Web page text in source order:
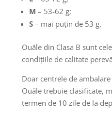
M – 53-62 g;
S– mai puțin de 53 g.
Ouăle din Clasa B sunt
condițiile de calitate
Doar centrele de
Ouăle trebuie clasificate,
termen de 10 zile de la